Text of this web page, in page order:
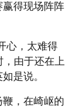
得现场阵阵
心，太难得
，由于还在上
是说。
，在崎岖的